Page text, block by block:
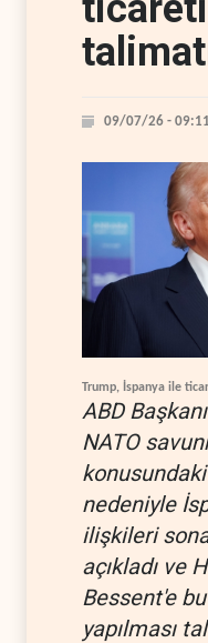
09/07/26 - 09:11
Trump, İspanya ile
ABD
NATO
nedeniyle
ilişkileri
açıkladı ve
Bessent'e
yapılması